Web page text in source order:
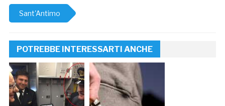
Sant'Antimo
POTREBBE INTERESSARTI ANCHE